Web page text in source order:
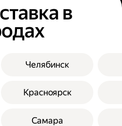
в
Челябинск
Красноярск
Самара